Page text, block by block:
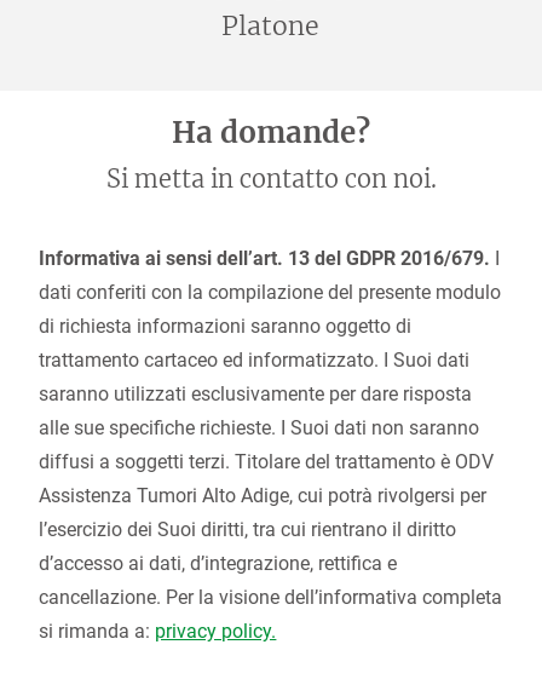
Platone
Ha domande?
Si metta in contatto con noi.
Informativa ai sensi dell’art. 13 del GDPR 2016/679. I
dati conferiti con la compilazione del presente modulo
di richiesta informazioni saranno oggetto di
trattamento cartaceo ed informatizzato. I Suoi dati
saranno utilizzati esclusivamente per dare risposta
alle sue specifiche richieste. I Suoi dati non saranno
diffusi a soggetti terzi. Titolare del trattamento è ODV
Assistenza Tumori Alto Adige, cui potrà rivolgersi per
l’esercizio dei Suoi diritti, tra cui rientrano il diritto
d’accesso ai dati, d’integrazione, rettifica e
cancellazione. Per la visione dell’informativa completa
si rimanda a: privacy policy.